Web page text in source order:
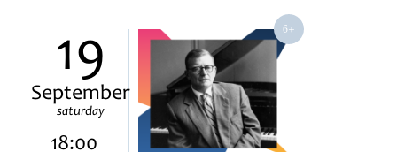
19
September
saturday
18:00